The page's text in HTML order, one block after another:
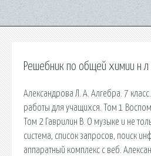
Решебник по общей химии н л
Александрова Л. А. Алгебра. 7
работы для учащихся. Том 1
Том 2 Гаврилин В. О музыке и не
сиcтема, список запросов, поиск
аппаратный комплекс с веб.